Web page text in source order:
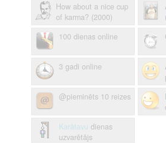
How about a nice cup
of karma? (2000)
100 dienas online
3 gadi online
@pieminēts 10 reizes
Karātavu dienas
uzvarētājs